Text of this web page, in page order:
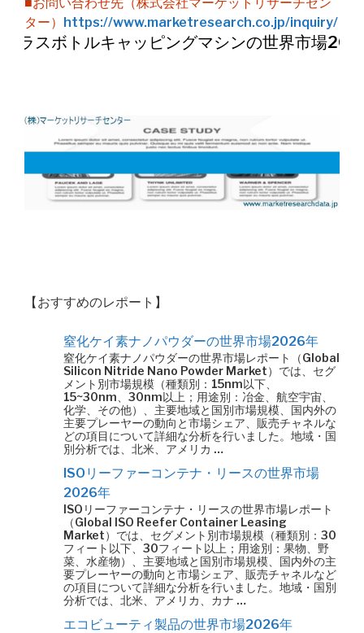
ター） https://www.marketresearch.co.jp/inquiry/
ガラスボトルキャッピングマシンの世界市場
【おすすめのレポート】
窒化ケイ素ナノパウダーの世界市場2026年
窒化ケイ素ナノパウダーの世界市場レポート（Global
Silicon Nitride Nano Powder Market）では、セグ
メント別市場規模（種類別：15nm以下、
15~30nm、30nm以上；用途別：冶金、航空宇宙、
化学、その他）、主要地域と国別市場規模、国内外の
主要プレーヤーの動向と市場シェア、販売チャネルな
どの項目について詳細な分析を行いました。地域・国
別分析では、北米、アメリカ …
ISOリーファーコンテナ・リースの世界市場
2026年
ISOリーファーコンテナ・リースの世界市場レポート
（Global ISO Reefer Container Leasing
Market）では、セグメント別市場規模（種類別：30
フィート以下、30フィート以上；用途別：果物、野
菜、水産物）、主要地域と国別市場規模、国内外の主
要プレーヤーの動向と市場シェア、販売チャネルなど
の項目について詳細な分析を行いました。地域・国別
分析では、北米、アメリカ、カナ …
エコビューティ製品の世界市場2026年